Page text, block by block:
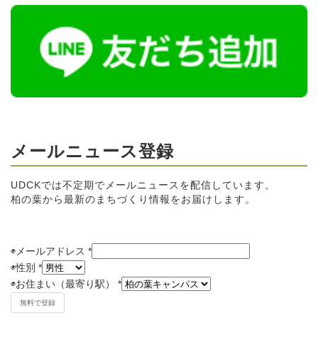
メールニュース登録
UDCKでは不定期でメールニュースを配信しています。
柏の葉から最新のまちづくり情報をお届けします。
◉メールアドレス *
◉性別 *
◉お住まい（最寄り駅） *